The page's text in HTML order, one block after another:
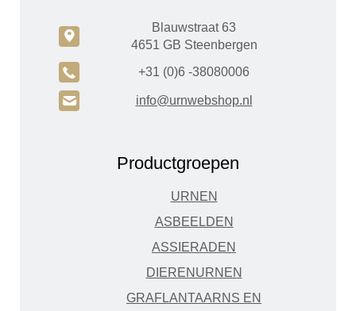
c
Blauwstraat 63
4651 GB Steenbergen
A +31 (0)6 -38080006
H info@urnwebshop.nl
Productgroepen
URNEN
ASBEELDEN
ASSIERADEN
DIERENURNEN
GRAFLANTAARNS EN